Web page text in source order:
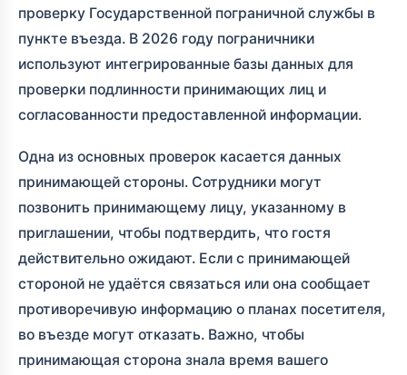
проверку Государственной пограничной службы в
пункте въезда. В 2026 году пограничники
используют интегрированные базы данных для
проверки подлинности принимающих лиц и
согласованности предоставленной информации.
Одна из основных проверок касается данных
принимающей стороны. Сотрудники могут
позвонить принимающему лицу, указанному в
приглашении, чтобы подтвердить, что гостя
действительно ожидают. Если с принимающей
стороной не удаётся связаться или она сообщает
противоречивую информацию о планах посетителя,
во въезде могут отказать. Важно, чтобы
принимающая сторона знала время вашего